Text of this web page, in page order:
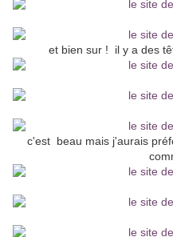
et bien sur ! il y a des
c'est beau mais j'aurais